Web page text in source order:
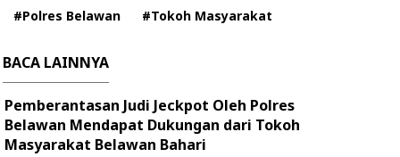
#Polres Belawan
#Tokoh Masyarakat
BACA LAINNYA
Pemberantasan Judi Jeckpot Oleh Polres
Belawan Mendapat Dukungan dari Tokoh
Masyarakat Belawan Bahari